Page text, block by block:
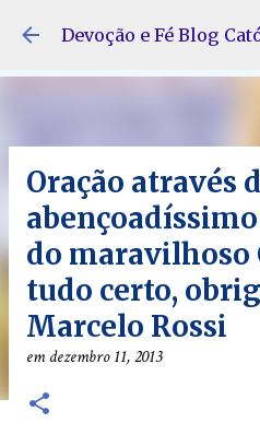
Pular para o
Devoção e Fé Blog
Oração através
do maravilhoso
tudo certo,
Marcelo Rossi
emdezembro 11, 2013